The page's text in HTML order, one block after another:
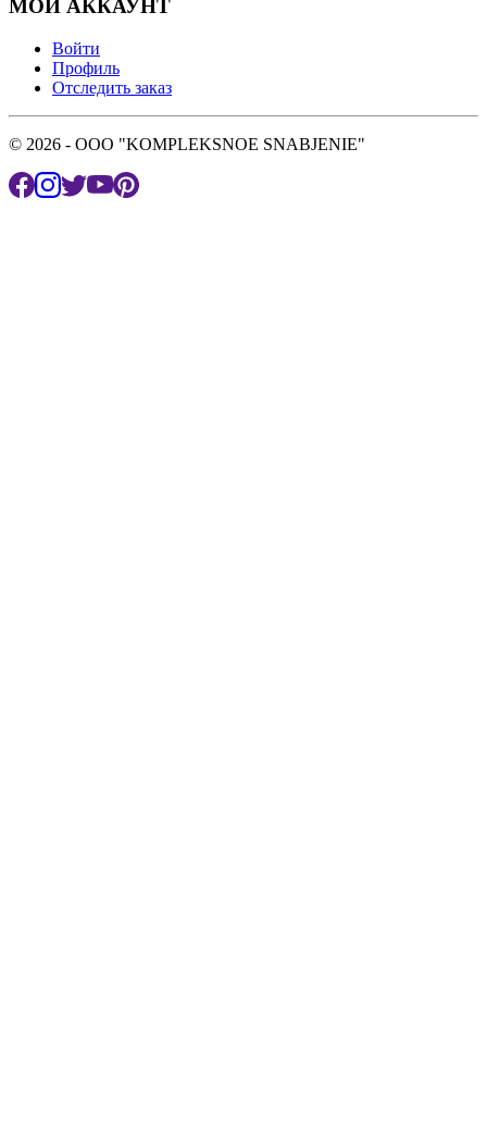
МОЙ АККАУНТ
Войти
Профиль
Отследить заказ
© 2026 - OOO "KOMPLEKSNOE SNABJENIE"